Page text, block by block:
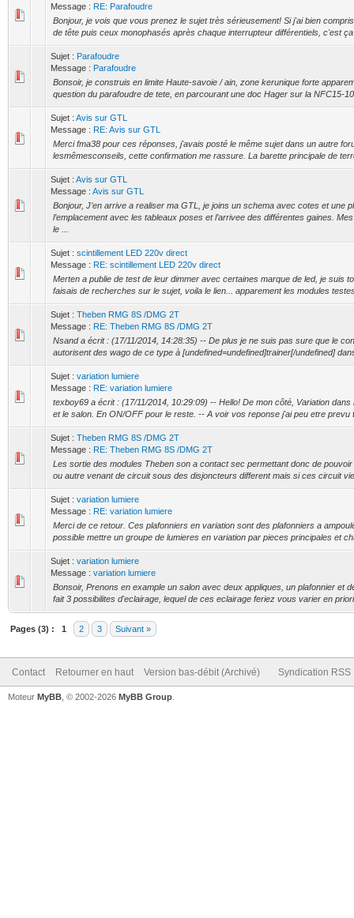
Message : RE: Parafoudre
Bonjour, je vois que vous prenez le sujet très sérieusement! Si j'ai bien
de tête puis ceux monophasés après chaque interrupteur différentiels, c'est
Sujet : Parafoudre
Message : Parafoudre
Bonsoir, je construis en limite Haute-savoie / ain, zone kerunique forte
question du parafoudre de tete, en parcourant une doc Hager sur la NFC15-
Sujet : Avis sur GTL
Message : RE: Avis sur GTL
Merci fma38 pour ces réponses, j'avais posté le même sujet dans un autre
lesmêmesconseils, cette confirmation me rassure. La barette principale de
Sujet : Avis sur GTL
Message : Avis sur GTL
Bonjour, J’en arrive a realiser ma GTL, je joins un schema avec cotes et une
l’emplacement avec les tableaux poses et l’arrivee des différentes gaines.
le ...
Sujet : scintillement LED 220v direct
Message : RE: scintillement LED 220v direct
Merten a publie de test de leur dimmer avec certaines marque de led, je suis
faisais de recherches sur le sujet, voila le lien... apparement les modules
Sujet : Theben RMG 8S /DMG 2T
Message : RE: Theben RMG 8S /DMG 2T
Nsand a écrit : (17/11/2014, 14:28:35) -- De plus je ne suis pas sure que le
autorisent des wago de ce type à [undefined=undefined]trainer[/undefined]
Sujet : variation lumiere
Message : RE: variation lumiere
texboy69 a écrit : (17/11/2014, 10:29:09) -- Hello! De mon côté, Variation dans
et le salon. En ON/OFF pour le reste. -- A voir vos reponse j'ai peu etre prevu
Sujet : Theben RMG 8S /DMG 2T
Message : RE: Theben RMG 8S /DMG 2T
Les sortie des modules Theben son a contact sec permettant donc de
ou autre venant de circuit sous des disjoncteurs different mais si ces circuit
Sujet : variation lumiere
Message : RE: variation lumiere
Merci de ce retour. Ces plafonniers en variation sont des plafonniers a
possible mettre un groupe de lumieres en variation par pieces principales et
Sujet : variation lumiere
Message : variation lumiere
Bonsoir, Prenons en example un salon avec deux appliques, un plafonnier et
fait 3 possibilites d'eclairage, lequel de ces eclairage feriez vous varier en
Pages (3) : 1 2 3 Suivant »
Contact Retourner en haut Version bas-débit (Archivé) Syndication RSS
Moteur MyBB , © 2002-2026 MyBB Group